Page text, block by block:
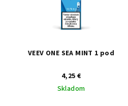
VEEV ONE SEA MINT 1 pod
4,25 €
Skladom